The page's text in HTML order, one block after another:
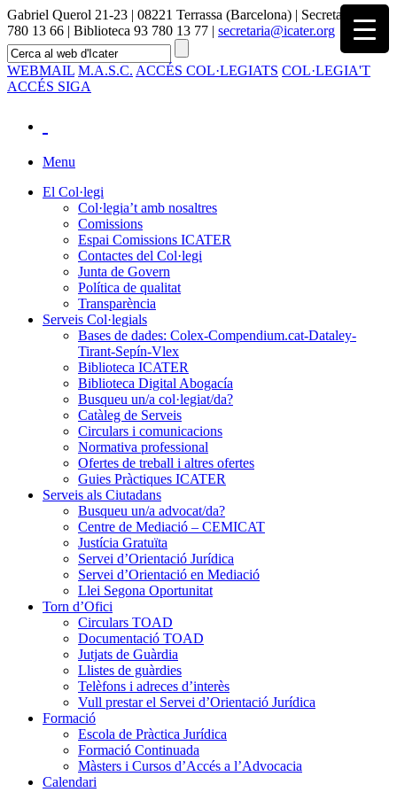
Gabriel Querol 21-23 | 08221 Terrassa (Barcelona) | Secretaria 93
780 13 66 | Biblioteca 93 780 13 77 | secretaria@icater.org
WEBMAIL M.A.S.C. ACCÉS COL·LEGIATS COL·LEGIA'T
ACCÉS SIGA
Menu
El Col·legi
Col·legia’t amb nosaltres
Comissions
Espai Comissions ICATER
Contactes del Col·legi
Junta de Govern
Política de qualitat
Transparència
Serveis Col·legials
Bases de dades: Colex-Compendium.cat-Dataley-
Tirant-Sepín-Vlex
Biblioteca ICATER
Biblioteca Digital Abogacía
Busqueu un/a col·legiat/da?
Catàleg de Serveis
Circulars i comunicacions
Normativa professional
Ofertes de treball i altres ofertes
Guies Pràctiques ICATER
Serveis als Ciutadans
Busqueu un/a advocat/da?
Centre de Mediació – CEMICAT
Justícia Gratuïta
Servei d’Orientació Jurídica
Servei d’Orientació en Mediació
Llei Segona Oportunitat
Torn d’Ofici
Circulars TOAD
Documentació TOAD
Jutjats de Guàrdia
Llistes de guàrdies
Telèfons i adreces d’interès
Vull prestar el Servei d’Orientació Jurídica
Formació
Escola de Pràctica Jurídica
Formació Continuada
Màsters i Cursos d’Accés a l’Advocacia
Calendari